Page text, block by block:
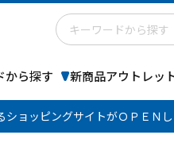
から探す 新商品アウトレッ
ョッピングサイトがＯＰＥＮし